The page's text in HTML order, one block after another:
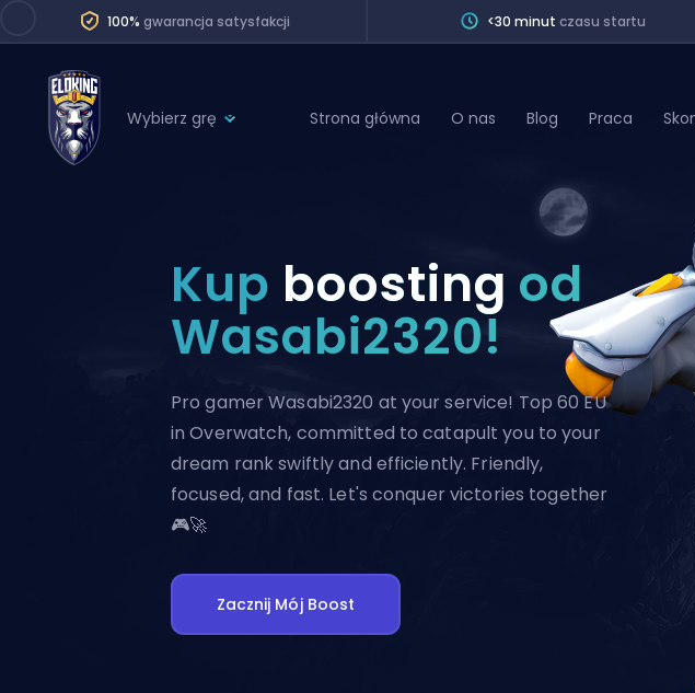
100% gwarancja satysfakcji <30 minutczasu startu
Wybierz grę
Dota 2
Counter-Strike
Rocket League
Path of Exile 2
Division Boost
Placements
Wins
Coaching
Teammate
Strona główna O nas Blog Praca
Kup boosting od
Wasabi2320!
Pro gamer Wasabi2320 at your service! Top 60 EU
in Overwatch, committed to catapult you to your
dream rank swiftly and efficiently. Friendly,
focused, and fast. Let's conquer victories together
🎮🚀
Zacznij Mój Boost